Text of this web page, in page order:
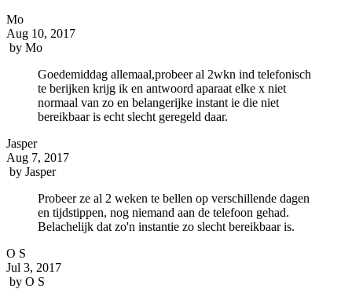
Mo
Aug 10, 2017
by Mo
Goedemiddag allemaal,probeer al 2wkn ind telefonisch
te berijken krijg ik en antwoord aparaat elke x niet
normaal van zo en belangerijke instant ie die niet
bereikbaar is echt slecht geregeld daar.
Jasper
Aug 7, 2017
by Jasper
Probeer ze al 2 weken te bellen op verschillende dagen
en tijdstippen, nog niemand aan de telefoon gehad.
Belachelijk dat zo'n instantie zo slecht bereikbaar is.
O S
Jul 3, 2017
by O S